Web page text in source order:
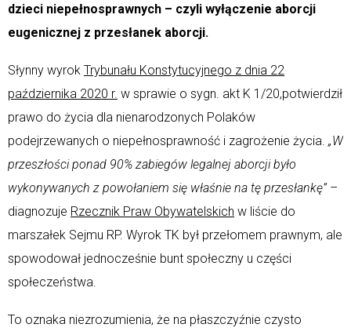
dzieci niepełnosprawnych – czyli wyłączenie aborcji
eugenicznej z przesłanek aborcji.
Słynny wyrok Trybunału Konstytucyjnego z dnia 22
października 2020 r. w sprawie o sygn. akt K 1/20,potwierdził
prawo do życia dla nienarodzonych Polaków
podejrzewanych o niepełnosprawność i zagrożenie życia. „W
przeszłości ponad 90% zabiegów legalnej aborcji było
wykonywanych z powołaniem się właśnie na tę przesłankę”–
diagnozuje Rzecznik Praw Obywatelskich w liście do
marszałek Sejmu RP. Wyrok TK był przełomem prawnym, ale
spowodował jednocześnie bunt społeczny u części
społeczeństwa.
To oznaka niezrozumienia, że na płaszczyźnie czysto